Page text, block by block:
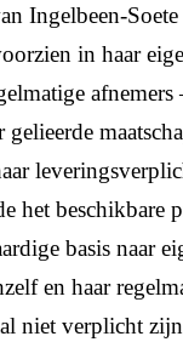
Ingelbeen-
in haar
afnemers
gelieerde
het beschikbare
basis naar
en haar
niet verplicht